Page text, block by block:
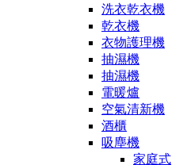
洗衣乾衣機
乾衣機
衣物護理機
抽濕機
抽濕機
電暖爐
空氣清新機
酒櫃
吸塵機
家庭式